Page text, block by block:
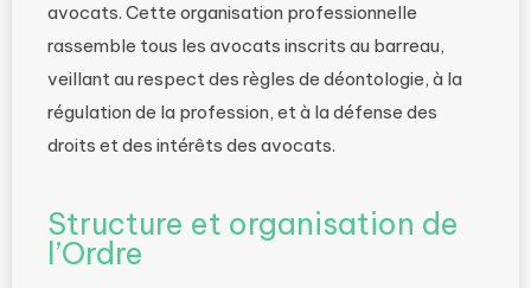
avocats. Cette organisation professionnelle
rassemble tous les avocats inscrits au barreau,
veillant au respect des règles de déontologie, à la
régulation de la profession, et à la défense des
droits et des intérêts des avocats.
Structure et organisation de
l’Ordre